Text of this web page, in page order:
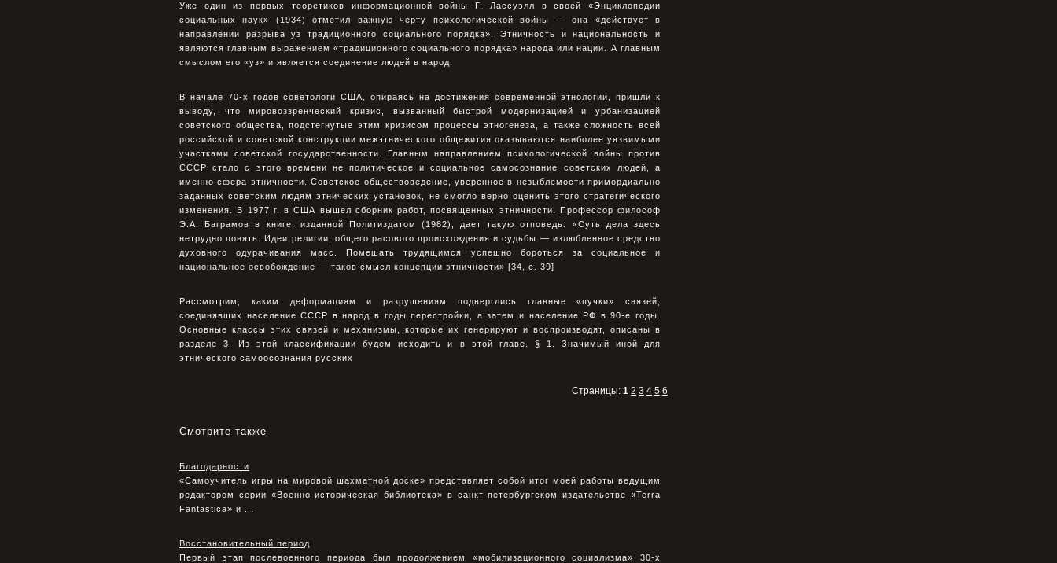
Уже один из первых теоретиков информационной войны Г. Лассуэлл в своей «Энциклопедии
социальных наук» (1934) отметил важную черту психологической войны — она «действует в
направлении разрыва уз традиционного социального порядка». Этничность и национальность и
являются главным выражением «традиционного социального порядка» народа или нации. А главным
смыслом его «уз» и является соединение людей в народ.
В начале 70-х годов советологи США, опираясь на достижения современной этнологии, пришли к
выводу, что мировоззренческий кризис, вызванный быстрой модернизацией и урбанизацией
советского общества, подстегнутые этим кризисом процессы этногенеза, а также сложность всей
российской и советской конструкции межэтнического общежития оказываются наиболее уязвимыми
участками советской государственности. Главным направлением психологической войны против
СССР стало с этого времени не политическое и социальное самосознание советских людей, а
именно сфера этничности. Советское обществоведение, уверенное в незыблемости примордиально
заданных советским людям этнических установок, не смогло верно оценить этого стратегического
изменения. В 1977 г. в США вышел сборник работ, посвященных этничности. Профессор философ
Э.А. Баграмов в книге, изданной Политиздатом (1982), дает такую отповедь: «Суть дела здесь
нетрудно понять. Идеи религии, общего расового происхождения и судьбы — излюбленное средство
духовного одурачивания масс. Помешать трудящимся успешно бороться за социальное и
национальное освобождение — таков смысл концепции этничности» [34, с. 39]
Рассмотрим, каким деформациям и разрушениям подверглись главные «пучки» связей,
соединявших население СССР в народ в годы перестройки, а затем и население РФ в 90-е годы.
Основные классы этих связей и механизмы, которые их генерируют и воспроизводят, описаны в
разделе 3. Из этой классификации будем исходить и в этой главе. § 1. Значимый иной для
этнического самоосознания русских
Страницы: 1 2 3 4 5 6
Смотрите также
Благодарности
«Самоучитель игры на мировой шахматной доске» представляет собой итог моей работы ведущим
редактором серии «Военно-историческая библиотека» в санкт-петербургском издательстве «Terra
Fantastica» и ...
Восстановительный период
Первый этап послевоенного периода был продолжением «мобилизационного социализма» 30-х